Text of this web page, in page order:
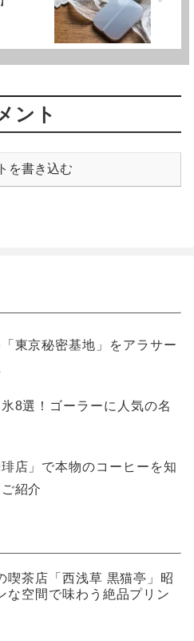
ント
を書き込む
東京秘密基地」をアラサー
8選！ゴーラーに人気の名
店」で本物のコーヒーを知
紹介
喫茶店「西浅草 黒猫亭」昭
な空間で味わう絶品プリン